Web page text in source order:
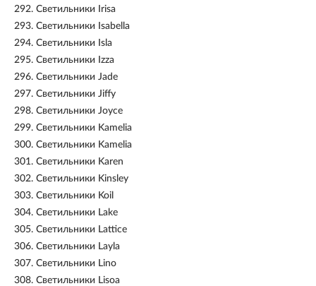
292. Светильники Irisa
293. Светильники Isabella
294. Светильники Isla
295. Светильники Izza
296. Светильники Jade
297. Светильники Jiffy
298. Светильники Joyce
299. Светильники Kamelia
300. Светильники Kamelia
301. Светильники Karen
302. Светильники Kinsley
303. Светильники Koil
304. Светильники Lake
305. Светильники Lattice
306. Светильники Layla
307. Светильники Lino
308. Светильники Lisoa